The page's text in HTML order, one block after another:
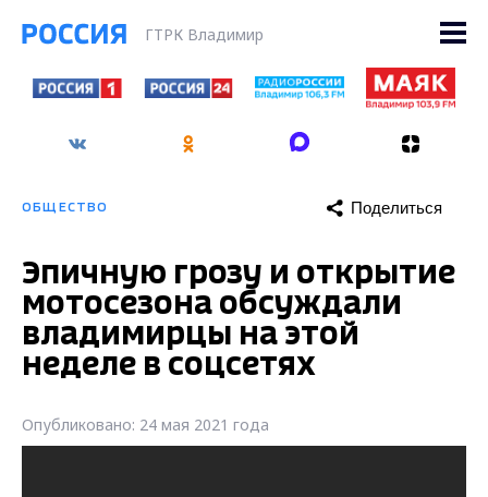
ГТРК Владимир
ОБЩЕСТВО Поделиться
Эпичную грозу и открытие
мотосезона обсуждали
владимирцы на этой
неделе в соцсетях
Опубликовано: 24 мая 2021 года